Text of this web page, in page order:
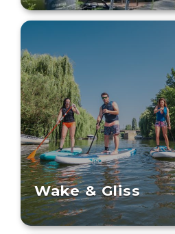
Wake & Gliss